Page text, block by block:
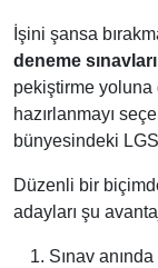
İşini şansa
deneme sınavları
pekiştirme yoluna
hazırlanmayı
bünyesindeki
Düzenli bir
adayları şu
Sınav